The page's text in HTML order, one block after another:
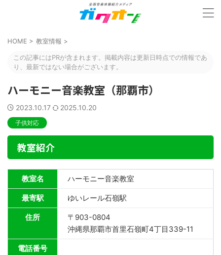
HOME > 教室情報 >
この記事にはPRが含まれます。掲載内容は更新日時点での情報であ
り、最新ではない場合がございます。
ハーモニー音楽教室（那覇市）
2023.10.17 2025.10.20
子供対応
教室紹介
教室名 ハーモニー音楽教室
最寄駅 ゆいレール石嶺駅
住所
〒903-0804
沖縄県那覇市首里石嶺町4丁目339-11
電話番号